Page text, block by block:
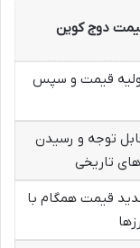
دوج کوین
قیمت و سپس
توجه و رسیدن
تاریخی
قیمت همگام با